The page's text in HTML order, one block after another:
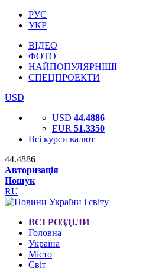
РУС
УКР
ВІДЕО
ФОТО
НАЙПОПУЛЯРНІШІ
СПЕЦПРОЕКТИ
USD
USD 44.4886
EUR 51.3350
Всі курси валют
44.4886
Авторизація
Пошук
RU
ВСІ РОЗДІЛИ
Головна
Україна
Місто
Світ